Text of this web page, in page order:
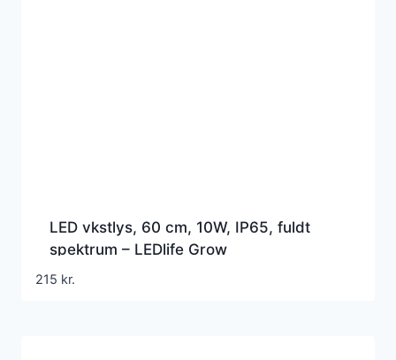
LED vkstlys, 60 cm, 10W, IP65, fuldt
spektrum – LEDlife Grow
215 kr.